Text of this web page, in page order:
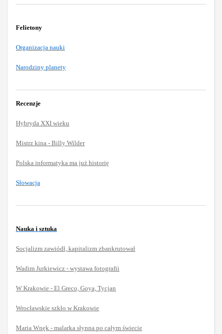
Felietony
Organizacja nauki
Narodziny planety
Recenzje
Hybryda XXI wieku
Mistrz kina - Billy Wilder
Polska informatyka ma już historię
Słowacja
Nauka i sztuka
Socjalizm zawiódł, kapitalizm zbankrutował
Wadim Jurkiewicz - wystawa fotografii
W Krakowie - El Greco, Goya, Tycjan
Wrocławskie szkło w Krakowie
Maria Wnęk - malarka słynna po całym świecie